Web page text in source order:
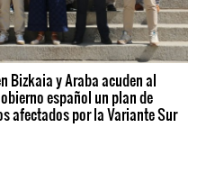
Bizkaia y Araba acuden al
español un plan de
afectados por la Variante Sur